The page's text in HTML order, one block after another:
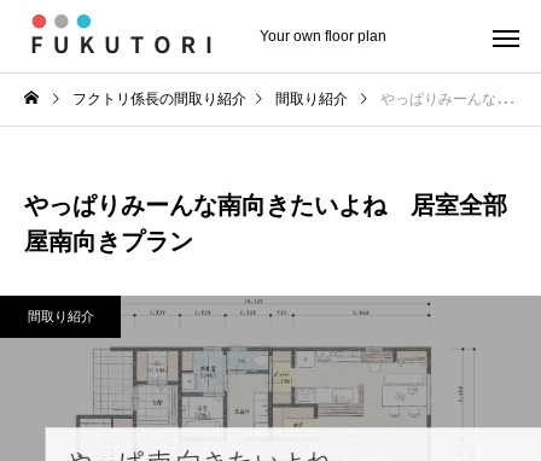
Your own floor plan
フクトリ係長の間取り紹介 間取り紹介 やっぱりみーんな南向きたいよね 居室全部屋南向きプラン
やっぱりみーんな南向きたいよね 居室全部
屋南向きプラン
間取り紹介